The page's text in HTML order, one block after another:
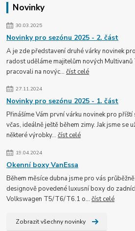
Novinky
30.03.2025
Novinky pro sezónu 2025 - 2. část
A je zde představení druhé várky novinek
radost uděláme majitelům nových
pracovali na novýc...číst celé
27.11.2024
Novinky pro sezónu 2025 - 1. část
Přinášíme Vám první várku novinek pro
včas, ideálně ještě během zimy. Jak jsme se
některé výrobky...číst celé
19.04.2024
Okenní boxy VanEssa
Během měsíce dubna jsme pro vás
designově povedené luxusní boxy do
Volkswagen T5/T6/T6.1 o...číst celé
Zobrazit všechny novinky